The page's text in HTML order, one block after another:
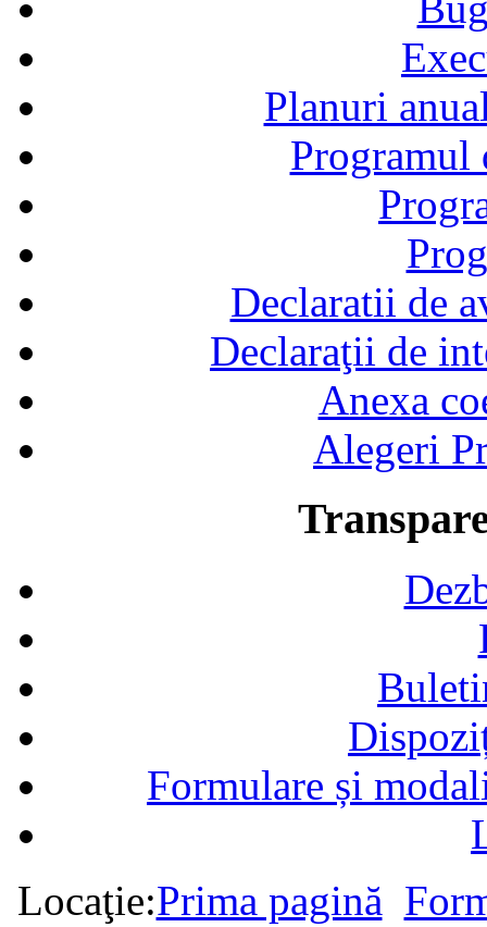
Planuri
Declaratii de
Declaraţii de
Anexa
Alegeri
Formulare și
Locaţie:Prima pagină